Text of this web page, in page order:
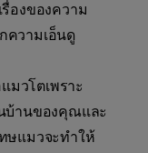
องของความ
ความเอ็นดู
วโตเพราะ
บ้านของคุณและ
ษแมวจะทำให้